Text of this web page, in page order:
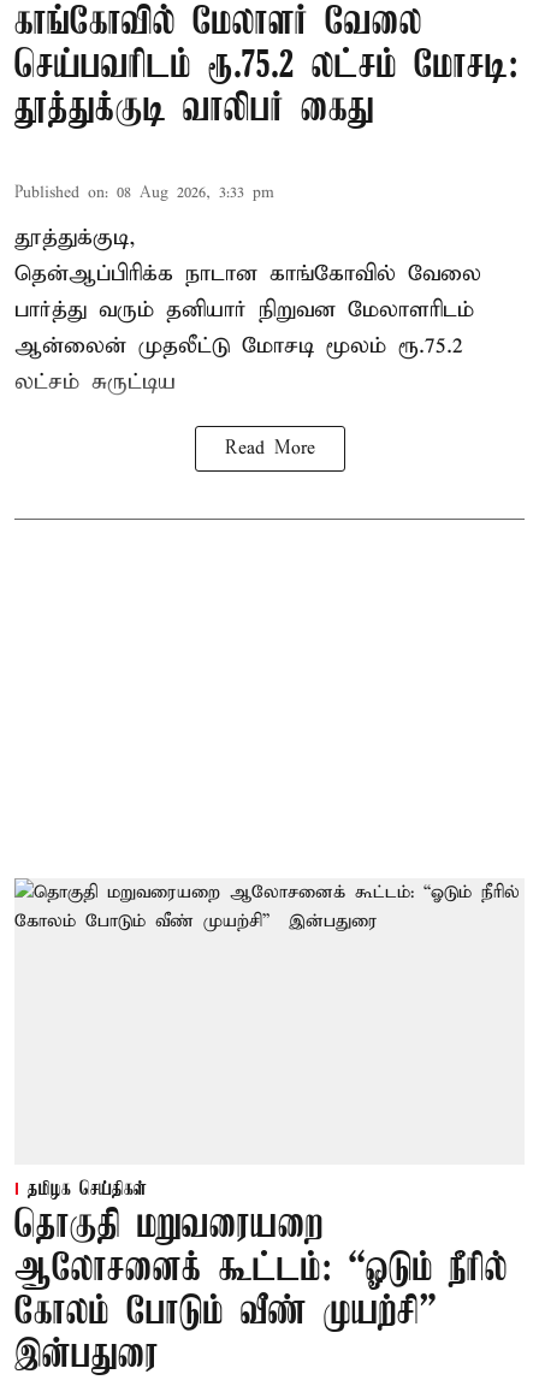
காங்கோவில் மேலாளர் வேலை
செய்பவரிடம் ரூ.75.2 லட்சம் மோசடி:
தூத்துக்குடி வாலிபர் கைது
Published on: 08 Aug 2026, 3:33 pm
தூத்துக்குடி,
தென்ஆப்பிரிக்க நாடான காங்கோவில் வேலை
பார்த்து வரும் தனியார் நிறுவன மேலாளரிடம்
ஆன்லைன் முதலீட்டு மோசடி மூலம் ரூ.75.2
லட்சம் சுருட்டிய
Read More
தமிழக செய்திகள்
தொகுதி மறுவரையறை
ஆலோசனைக் கூட்டம்: “ஓடும் நீரில்
கோலம் போடும் வீண் முயற்சி” –
இன்பதுரை